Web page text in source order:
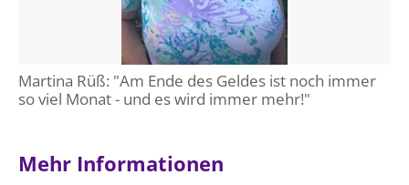
Martina Rüß: "Am Ende des Geldes ist noch immer
so viel Monat - und es wird immer mehr!"
Mehr Informationen